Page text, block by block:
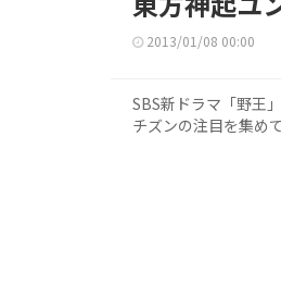
2013/01/08 00:00
SBS新ドラマ「野王
チズンの注目を集め